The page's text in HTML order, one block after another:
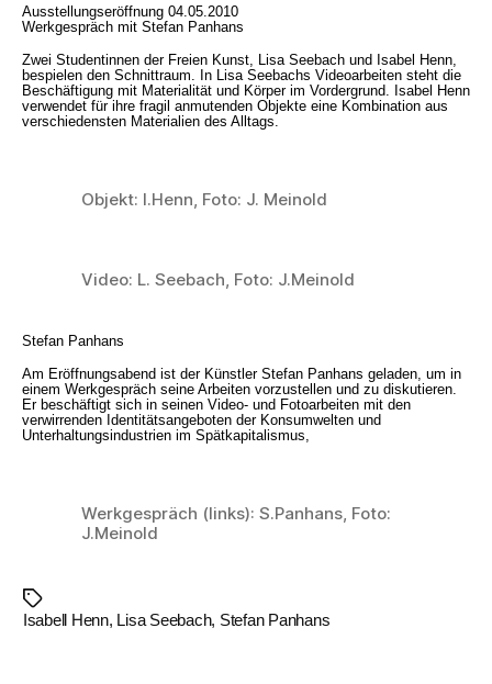
Ausstellungseröffnung 04.05.2010
Werkgespräch mit Stefan Panhans
Zwei Studentinnen der Freien Kunst, Lisa Seebach und Isabel Henn,
bespielen den Schnittraum. In Lisa Seebachs Videoarbeiten steht die
Beschäftigung mit Materialität und Körper im Vordergrund. Isabel Henn
verwendet für ihre fragil anmutenden Objekte eine Kombination aus
verschiedensten Materialien des Alltags.
Objekt: I.Henn, Foto: J. Meinold
Video: L. Seebach, Foto: J.Meinold
Stefan Panhans
Am Eröffnungsabend ist der Künstler Stefan Panhans geladen, um in
einem Werkgespräch seine Arbeiten vorzustellen und zu diskutieren.
Er beschäftigt sich in seinen Video- und Fotoarbeiten mit den
verwirrenden Identitätsangeboten der Konsumwelten und
Unterhaltungsindustrien im Spätkapitalismus,
Werkgespräch (links): S.Panhans, Foto:
J.Meinold
Schlagwörter
Isabell Henn, Lisa Seebach, Stefan Panhans